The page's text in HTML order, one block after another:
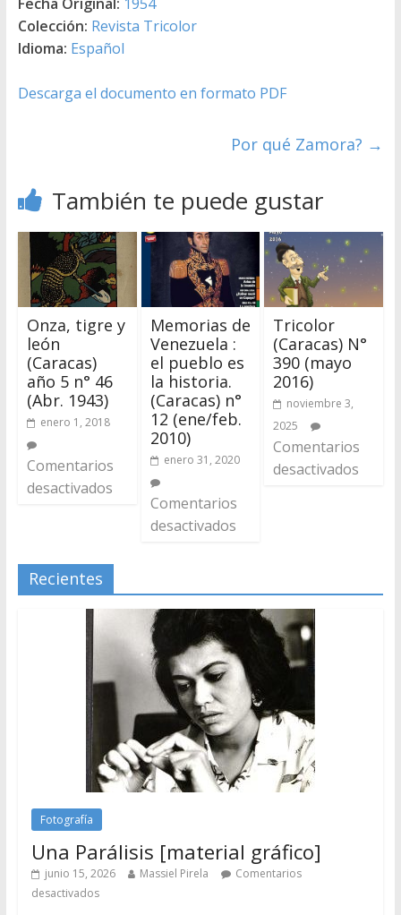
Colección: Revista Tricolor
Idioma: Español
Descarga el documento en formato PDF
Por qué Zamora? →
También te puede gustar
Onza, tigre y
león
(Caracas)
año 5 n° 46
(Abr. 1943)
enero 1, 2018
Comentarios
desactivados
Memorias de
Venezuela :
el pueblo es
la historia.
(Caracas) n°
12 (ene/feb.
2010)
enero 31, 2020
Comentarios
desactivados
Tricolor
(Caracas) N°
390 (mayo
2016)
noviembre 3,
2025
Comentarios
desactivados
Recientes
Fotografía
Una Parálisis [material gráfico]
junio 15, 2026 Massiel Pirela
Comentarios
desactivados